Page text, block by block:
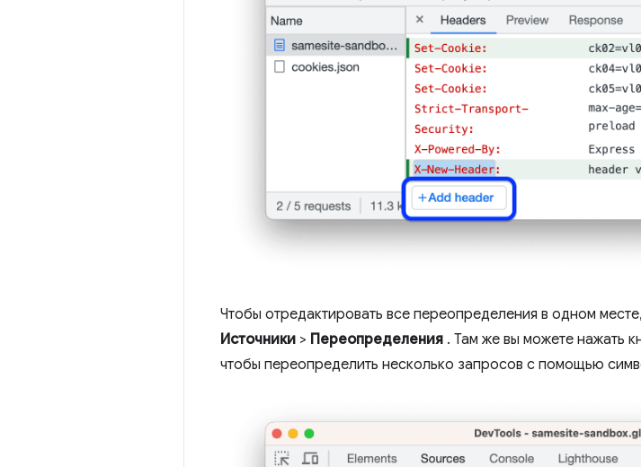
Чтобы отредактировать все переопределения в одном
Источники > Переопределения . Там же вы можете нажать
чтобы переопределить несколько запросов с помощью